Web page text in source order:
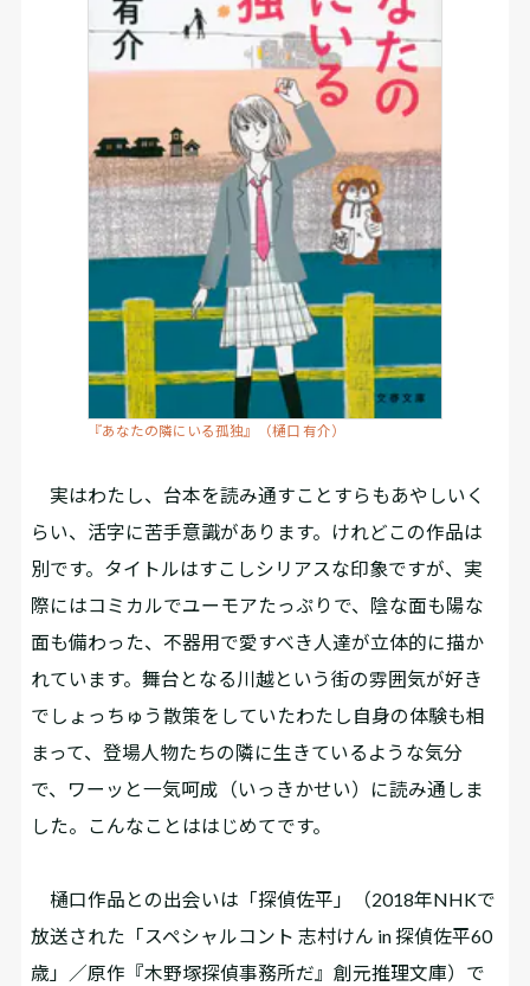
『あなたの隣にいる孤独』（樋口 有介）
実はわたし、台本を読み通すことすらもあやしいく
らい、活字に苦手意識があります。けれどこの作品は
別です。タイトルはすこしシリアスな印象ですが、実
際にはコミカルでユーモアたっぷりで、陰な面も陽な
面も備わった、不器用で愛すべき人達が立体的に描か
れています。舞台となる川越という街の雰囲気が好き
でしょっちゅう散策をしていたわたし自身の体験も相
まって、登場人物たちの隣に生きているような気分
で、ワーッと一気呵成（いっきかせい）に読み通しま
した。こんなことははじめてです。
樋口作品との出会いは「探偵佐平」（2018年NHKで
放送された「スペシャルコント 志村けん in 探偵佐平60
歳」／原作『木野塚探偵事務所だ』創元推理文庫）で